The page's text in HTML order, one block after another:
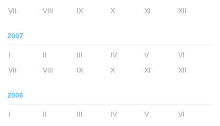
VII
VIII IX X XI XII
2007
I II III IV V
VI
VII
VIII IX X XI XII
2006
I II III IV V
VI